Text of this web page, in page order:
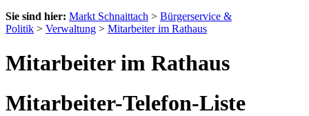
Sie sind hier: Markt Schnaittach > Bürgerservice &
Politik > Verwaltung > Mitarbeiter im Rathaus
Mitarbeiter im Rathaus
Mitarbeiter-Telefon-Liste